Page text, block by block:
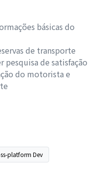
básicas do
de transporte
pesquisa de satisfação
do motorista e
platform Dev